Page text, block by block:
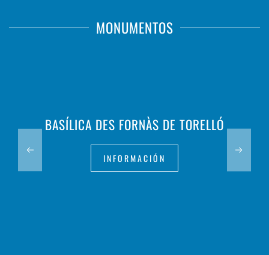
MONUMENTOS
BASÍLICA DES FORNÀS DE TORELLÓ
INFORMACIÓN